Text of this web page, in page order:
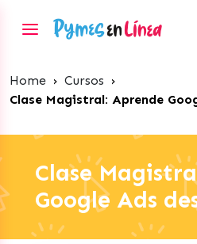
Home › Cursos ›
Clase Magistral: Aprende
Clase
Google Ads